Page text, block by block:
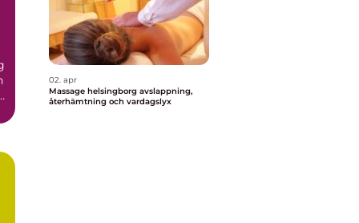
02. apr
Massage helsingborg avslappning,
återhämtning och vardagslyx